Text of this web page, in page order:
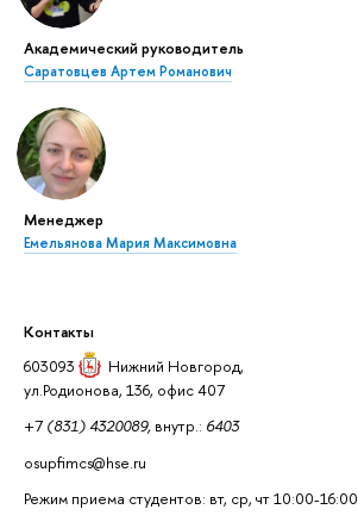
Академический руководитель
Саратовцев Артем Романович
Менеджер
Емельянова Мария Максимовна
Контакты
603093
Нижний Новгород,
ул.Родионова, 136, офис 407
+7 (831) 4320089, внутр.: 6403
osupfimcs@hse.ru
Режим приема студентов: вт, ср, чт 10:00-16:00